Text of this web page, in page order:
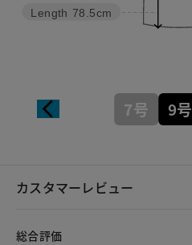
Length 78.5cm
7号 9号
カスタマーレビュー
総合評価